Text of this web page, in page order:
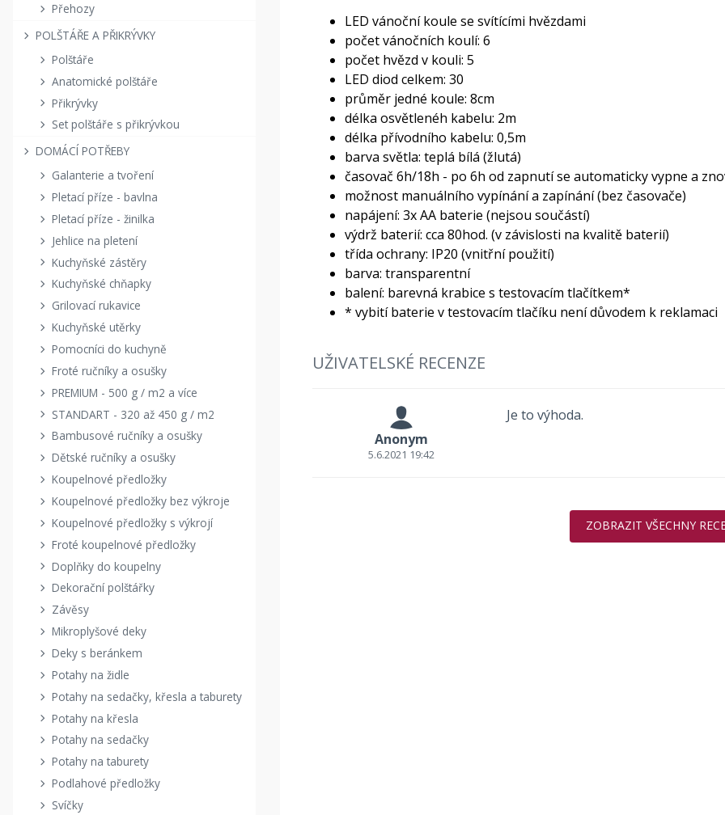
Přehozy
POLŠTÁŘE A PŘIKRÝVKY
Polštáře
Anatomické polštáře
Přikrývky
Set polštáře s přikrývkou
DOMÁCÍ POTŘEBY
Galanterie a tvoření
Pletací příze - bavlna
Pletací příze - žinilka
Jehlice na pletení
Kuchyňské zástěry
Kuchyňské chňapky
Grilovací rukavice
Kuchyňské utěrky
Pomocníci do kuchyně
Froté ručníky a osušky
PREMIUM - 500 g / m2 a více
STANDART - 320 až 450 g / m2
Bambusové ručníky a osušky
Dětské ručníky a osušky
Koupelnové předložky
Koupelnové předložky bez výkroje
Koupelnové předložky s výkrojí
Froté koupelnové předložky
Doplňky do koupelny
Dekorační polštářky
Závěsy
Mikroplyšové deky
Deky s beránkem
Potahy na židle
Potahy na sedačky, křesla a taburety
Potahy na křesla
Potahy na sedačky
Potahy na taburety
Podlahové předložky
Svíčky
LED vánoční koule se svítícími hvězdami
počet vánočních koulí: 6
počet hvězd v kouli: 5
LED diod celkem: 30
průměr jedné koule: 8cm
délka osvětlenéh kabelu: 2m
délka přívodního kabelu: 0,5m
barva světla: teplá bílá (žlutá)
časovač 6h/18h - po 6h od zapnutí se automaticky vypne a
možnost manuálního vypínání a zapínání (bez časovače)
napájení: 3x AA baterie (nejsou součástí)
výdrž baterií: cca 80hod. (v závislosti na kvalitě baterií)
třída ochrany: IP20 (vnitřní použití)
barva: transparentní
balení: barevná krabice s testovacím tlačítkem*
* vybití baterie v testovacím tlačíku není důvodem k reklamaci
UŽIVATELSKÉ RECENZE
Anonym
5.6.2021 19:42
Je to výhoda.
ZOBRAZIT VŠECHNY